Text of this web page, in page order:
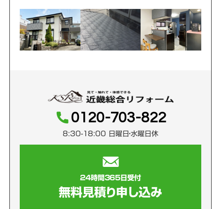
0120-703-822
8:30-18:00 日曜日・水曜日休
24時間365日受付
無料見積り申し込み